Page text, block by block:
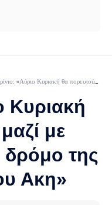
«Αύριο Κυριακή θα πορευτούμε μαζί με την Ιωάννα στο δρόμο της Χαριτίνης και του Ακη»
Κυριακή
με
δρόμο της
Ακη»